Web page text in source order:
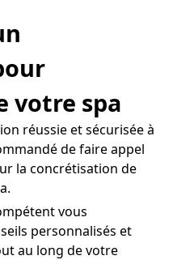
votre spa
réussie et sécurisée à
de faire appel
la concrétisation de
vous
personnalisés et
au long de votre